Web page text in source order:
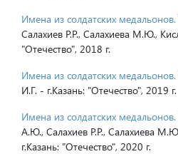
Имена из солдатских медальонов.
Салахиев Р.Р., Салахиева М.Ю.,
"Отечество", 2018 г.
Имена из солдатских
И.Г. - г.Казань: "Отечество", 2019 г.
Имена из солдатских медальонов.
А.Ю., Салахиев Р.Р., Салахиева
г.Казань: "Отечество", 2020 г.